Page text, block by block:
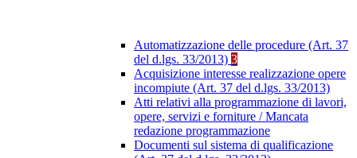
Automatizzazione delle procedure (Art. 37
del d.lgs. 33/2013) 3
Acquisizione interesse realizzazione opere
incompiute (Art. 37 del d.lgs. 33/2013)
Atti relativi alla programmazione di lavori,
opere, servizi e forniture / Mancata
redazione programmazione
Documenti sul sistema di qualificazione